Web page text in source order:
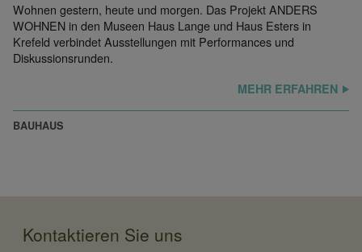
Wohnen gestern, heute und morgen. Das Projekt ANDERS
WOHNEN in den Museen Haus Lange und Haus Esters in
Krefeld verbindet Ausstellungen mit Performances und
Diskussionsrunden.
MEHR ERFAHREN
BAUHAUS
Kontaktieren Sie uns